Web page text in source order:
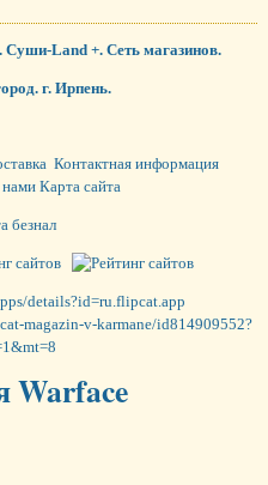
Land +. Сеть магазинов.
г. Ирпень.
Контактная информация
нами Карта сайта
Warface